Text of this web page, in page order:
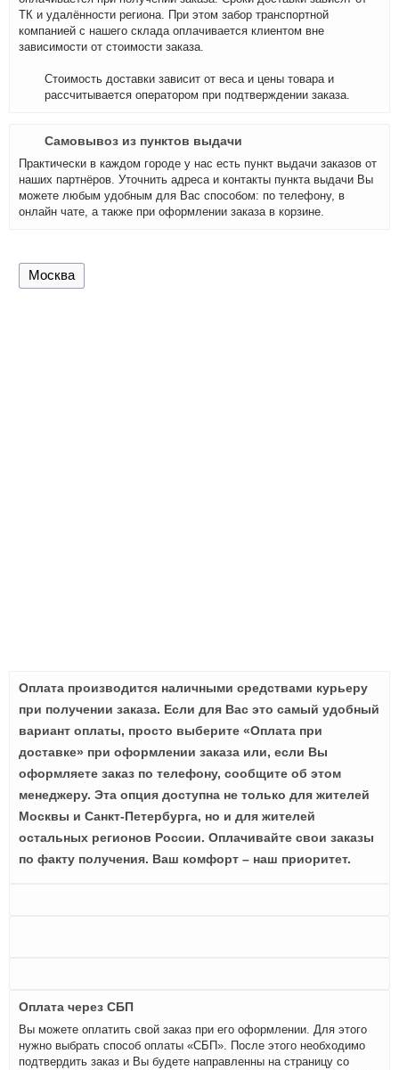
ТК и удалённости региона. При этом забор транспортной
компанией с нашего склада оплачивается клиентом вне
зависимости от стоимости заказа.
Стоимость доставки зависит от веса и цены товара и
рассчитывается оператором при подтверждении заказа.
Самовывоз из пунктов выдачи
Практически в каждом городе у нас есть пункт выдачи заказов от
наших партнёров. Уточнить адреса и контакты пункта выдачи Вы
можете любым удобным для Вас способом: по телефону, в
онлайн чате, а также при оформлении заказа в корзине.
Москва
Оплата производится наличными средствами курьеру
при получении заказа. Если для Вас это самый удобный
вариант оплаты, просто выберите «Оплата при
доставке» при оформлении заказа или, если Вы
оформляете заказ по телефону, сообщите об этом
менеджеру. Эта опция доступна не только для жителей
Москвы и Санкт-Петербурга, но и для жителей
остальных регионов России. Оплачивайте свои заказы
по факту получения. Ваш комфорт – наш приоритет.
Оплата через СБП
Вы можете оплатить свой заказ при его оформлении. Для этого
нужно выбрать способ оплаты «СБП». После этого необходимо
подтвердить заказ и Вы будете направленны на страницу со